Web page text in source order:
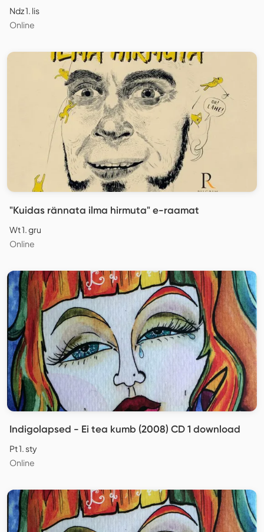
Ndz 1. lis
Online
"Kuidas rännata ilma hirmuta" e-raamat
Wt 1. gru
Online
Indigolapsed - Ei tea kumb (2008) CD 1 download
Pt 1. sty
Online